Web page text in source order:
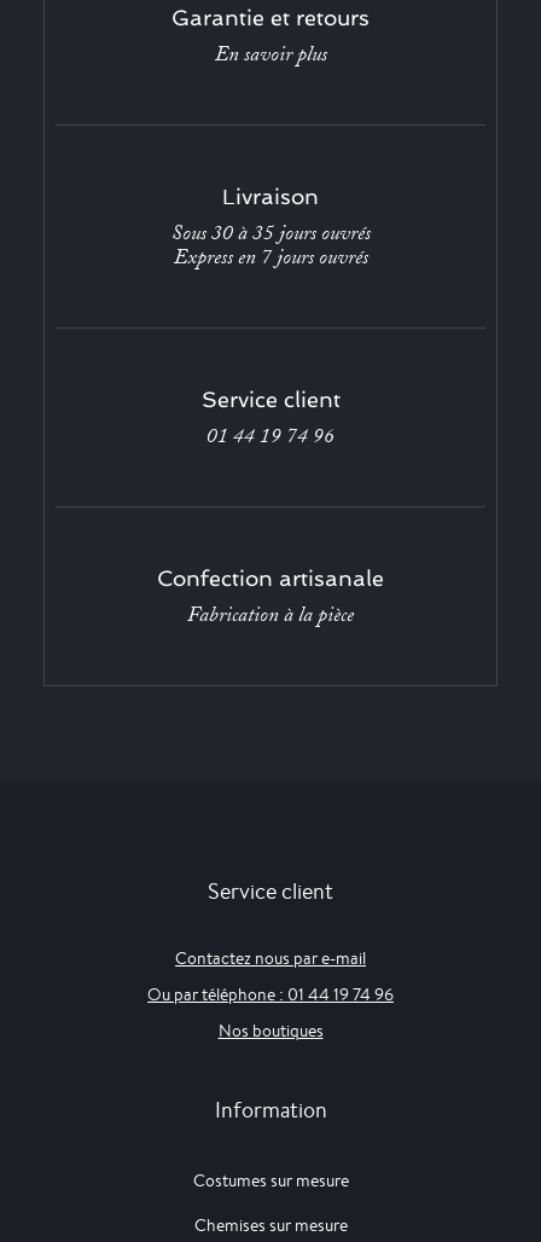
Garantie et retours
En savoir plus
Livraison
Sous 30 à 35 jours ouvrés
Express en 7 jours ouvrés
Service client
01 44 19 74 96
Confection artisanale
Fabrication à la pièce
Service client
Contactez nous par e-mail
Ou par téléphone : 01 44 19 74 96
Nos boutiques
Information
Costumes sur mesure
Chemises sur mesure